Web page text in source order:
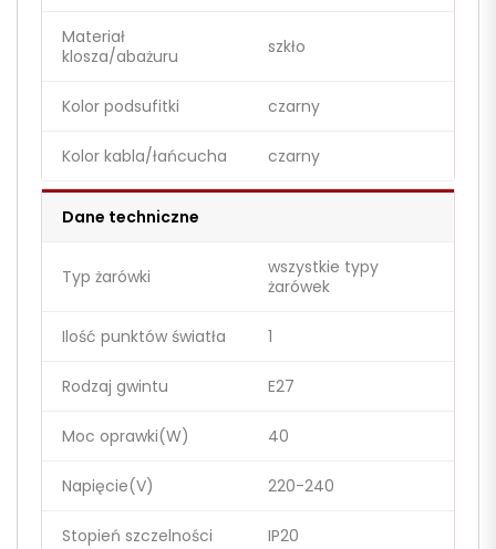
Materiał
klosza/abażuru
szkło
Kolor podsufitki czarny
Kolor kabla/łańcucha czarny
Dane techniczne
Typ żarówki
wszystkie typy
żarówek
Ilość punktów światła 1
Rodzaj gwintu E27
Moc oprawki(W) 40
Napięcie(V) 220-240
Stopień szczelności IP20